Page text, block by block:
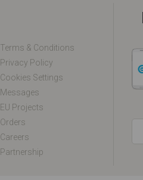
Terms & Conditions
Privacy Policy
Cookies Settings
Messages
EU Projects
Orders
Careers
Partnership